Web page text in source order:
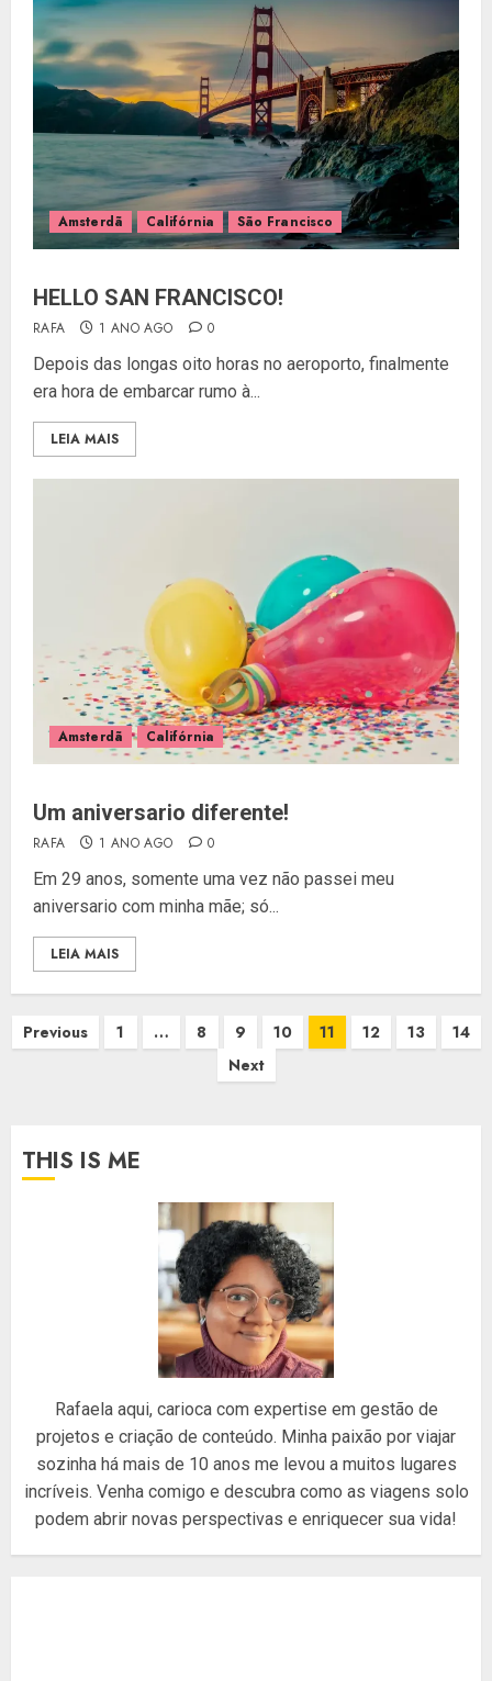
Amsterdã Califórnia São Francisco
HELLO SAN FRANCISCO!
RAFA 1 ANO AGO 0
Depois das longas oito horas no aeroporto, finalmente
era hora de embarcar rumo à...
LEIA MAIS
Amsterdã Califórnia
Um aniversario diferente!
RAFA 1 ANO AGO 0
Em 29 anos, somente uma vez não passei meu
aniversario com minha mãe; só...
LEIA MAIS
Paginação
Previous 1 … 8 9 10 11 12 13
14
Next
THIS IS ME
Rafaela aqui, carioca com expertise em gestão de
projetos e criação de conteúdo. Minha paixão por viajar
sozinha há mais de 10 anos me levou a muitos lugares
incríveis. Venha comigo e descubra como as viagens solo
podem abrir novas perspectivas e enriquecer sua vida!